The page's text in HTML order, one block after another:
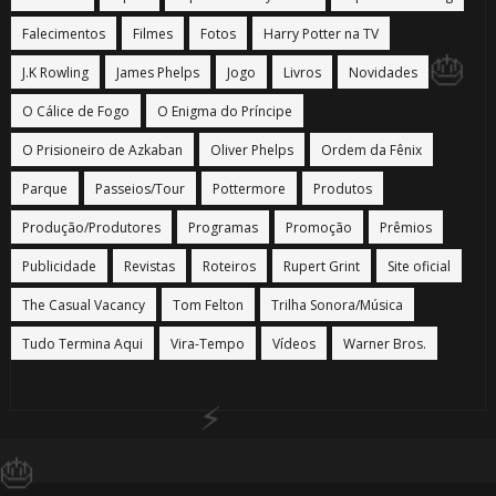
Falecimentos Filmes Fotos Harry Potter na TV
J.K Rowling James Phelps Jogo Livros Novidades
O Cálice de Fogo O Enigma do Príncipe
O Prisioneiro de Azkaban Oliver Phelps Ordem da Fênix
Parque Passeios/Tour Pottermore Produtos
Produção/Produtores Programas Promoção Prêmios
Publicidade Revistas Roteiros Rupert Grint Site oficial
The Casual Vacancy Tom Felton Trilha Sonora/Música
Tudo Termina Aqui Vira-Tempo Vídeos Warner Bros.
🎈
1️⃣ 8️⃣